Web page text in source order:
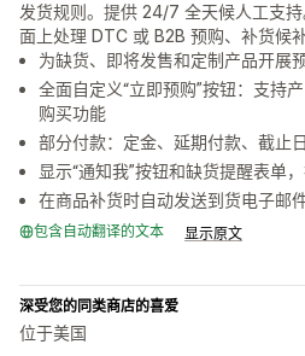
发货规则。提供 24/7 全天候人工支
面上处理 DTC 或 B2B 预购、补货候
为缺货、即将发售和定制产品开展
全面自定义“立即预购”按钮：支持
购买功能
部分付款：定金、延期付款、截止
显示“通知我”按钮和缺货提醒表单
在商品补货时自动发送到货电子邮
包含自动翻译的文本 显示原文
深受您的同类商店的喜爱
位于美国